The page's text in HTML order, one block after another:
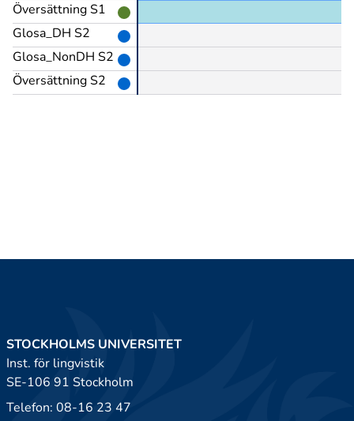
Översättning S1
Glosa_DH S2
Glosa_NonDH S2
Översättning S2
STOCKHOLMS UNIVERSITET
Inst. för lingvistik
SE-106 91 Stockholm
Telefon: 08-16 23 47